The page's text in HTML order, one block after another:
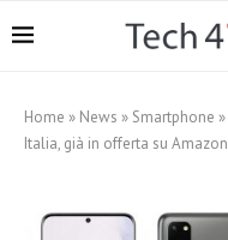
Home » News » Smartphone »
Italia, già in offerta su Amazon